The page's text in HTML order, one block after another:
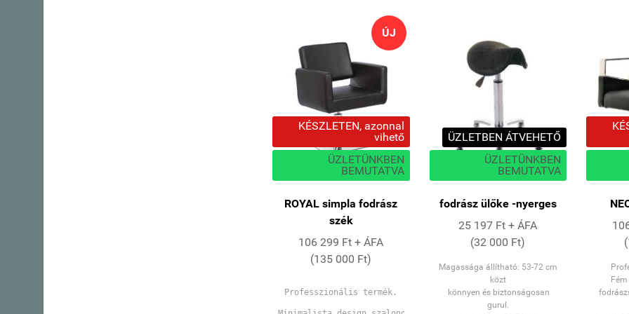
ÚJ
KÉSZLETEN, azonnal
vihető
ÜZLETÜNKBEN
BEMUTATVA
ROYAL simpla fodrász
szék
106 299 Ft + ÁFA
(135 000 Ft)
Professzionális termék.
ÜZLETBEN ÁTVEHETŐ
ÜZLETÜNKBEN
BEMUTATVA
fodrász ülőke -nyerges
25 197 Ft + ÁFA
(32 000 Ft)
Magassága állítható: 53-72 cm
közt
könnyen és biztonságosan
gurul.